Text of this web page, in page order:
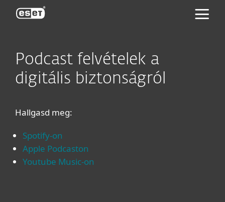
Podcast felvételek a
digitális biztonságról
Hallgasd meg:
Spotify-on
Apple Podcaston
Youtube Music-on
ESET